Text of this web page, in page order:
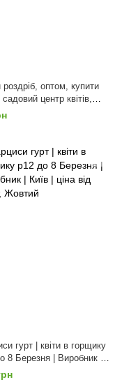
роздріб, оптом, купити
садовий центр квітів,
в горшках, Акція,
гурт | квіти в горщику
8 Березня | Виробник |
ціна від 50шт, Жовтий